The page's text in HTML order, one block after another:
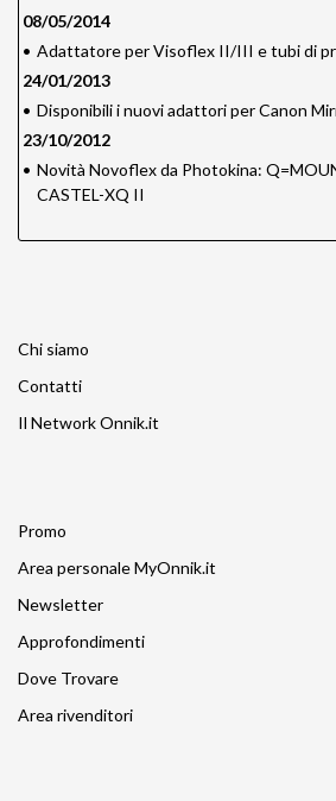
08/05/2014
• Adattatore per Visoflex II/III e tubi di
24/01/2013
• Disponibili i nuovi adattori per Canon
23/10/2012
• Novità Novoflex da Photokina:
CASTEL-XQ II
Chi siamo
Contatti
Il Network Onnik.it
Promo
Area personale MyOnnik.it
Newsletter
Approfondimenti
Dove Trovare
Area rivenditori